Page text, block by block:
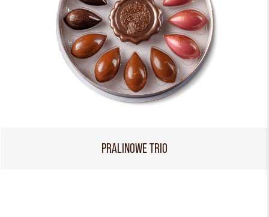
PRALINOWE TRIO